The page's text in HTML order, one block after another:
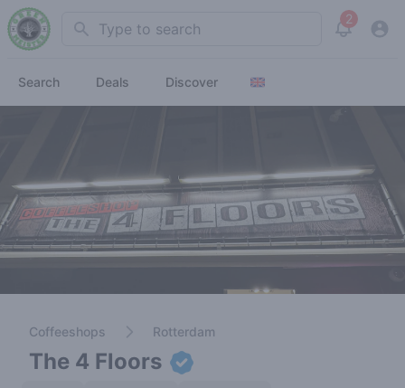
Search 2
View
Search Deals Discover
Coffeeshops Rotterdam
The 4 Floors